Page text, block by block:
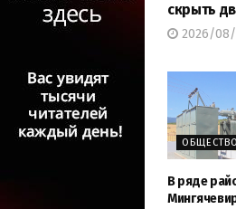
скрыть
2026/08/
ОБЩЕСТВО
В ряде